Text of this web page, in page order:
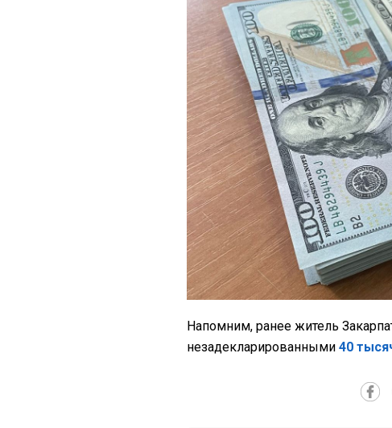
Напомним, ранее житель
незадекларированными 40